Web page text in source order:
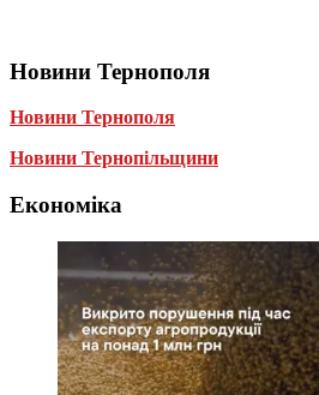
Новини Тернополя
Новини Тернополя
Новини Тернопільщини
Економіка